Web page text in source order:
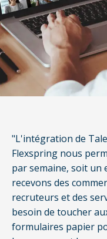
"L'intégration de
Flexspring nous
par semaine, soit un
recevons des
recruteurs et des
besoin de toucher
formulaires papier